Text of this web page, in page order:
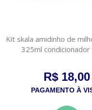
Kit skala amidinho de
325ml
R$ 18,00
PAGAMENTO À